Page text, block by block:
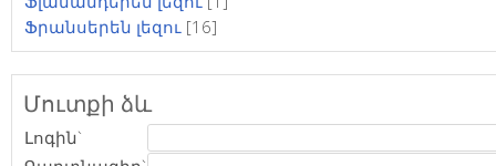
Ֆրանսերեն լեզու [16]
Մուտքի ձև
Լոգին`